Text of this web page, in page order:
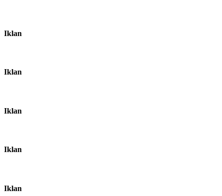
Iklan
Iklan
Iklan
Iklan
Iklan